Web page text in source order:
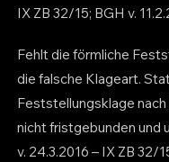
IX ZB 32/15; BGH v.
Fehlt die förmliche
die falsche Klageart.
Feststellungsklage
nicht fristgebunden und
v. 24.3.2016 – IX ZB 32/